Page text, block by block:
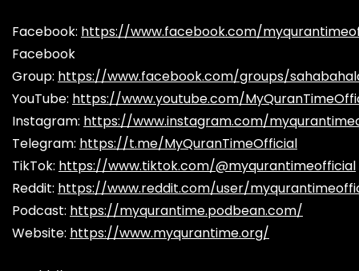
Facebook: https://www.facebook.com/
Facebook
Group: https://www.facebook.com/groups/
YouTube: https://www.youtube.com/
Instagram: https://www.instagram.com/
Telegram: https://t.me/MyQuranTimeOfficial
TikTok: https://www.tiktok.com/@myqurantimeofficial
Reddit: https://www.reddit.com/user/
Podcast: https://myqurantime.podbean.com/
Website: https://www.myqurantime.org/